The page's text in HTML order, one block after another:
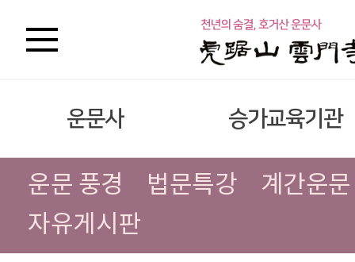
운문사 승가교육기관
운문 풍경 법문특강
계간운문
자유게시판